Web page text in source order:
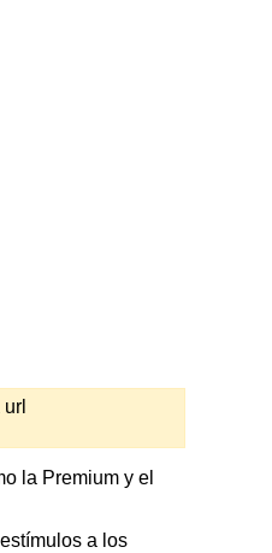
la Premium y el
a los